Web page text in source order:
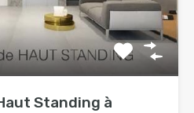
Standing à